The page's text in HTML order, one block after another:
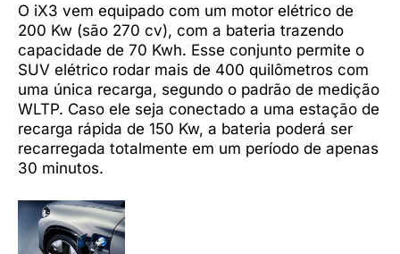
O iX3 vem equipado com um motor elétrico de
200 Kw (são 270 cv), com a bateria trazendo
capacidade de 70 Kwh. Esse conjunto permite o
SUV elétrico rodar mais de 400 quilômetros com
uma única recarga, segundo o padrão de medição
WLTP. Caso ele seja conectado a uma estação de
recarga rápida de 150 Kw, a bateria poderá ser
recarregada totalmente em um período de apenas
30 minutos.